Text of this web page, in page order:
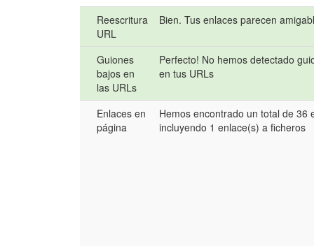
Reescritura
URL
Bien. Tus enlaces parecen
Guiones
bajos en
las URLs
Perfecto! No hemos detectado
en tus URLs
Enlaces en
página
Hemos encontrado un total de 36
incluyendo 1 enlace(s) a ficheros